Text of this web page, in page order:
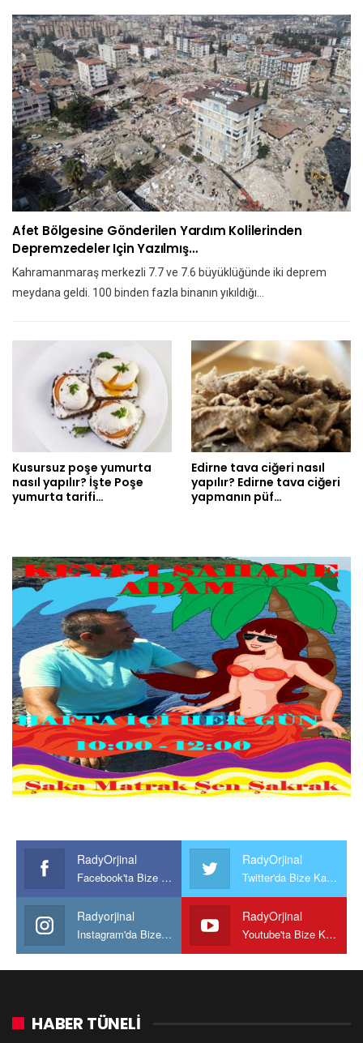
Afet Bölgesine Gönderilen Yardım Kolilerinden
Depremzedeler Için Yazılmış…
Kahramanmaraş merkezli 7.7 ve 7.6 büyüklüğünde iki deprem
meydana geldi. 100 binden fazla binanın yıkıldığı…
Kusursuz poşe yumurta
nasıl yapılır? İşte Poşe
yumurta tarifi…
Edirne tava ciğeri nasıl
yapılır? Edirne tava ciğeri
yapmanın püf…
RadyOrjinal
Facebook'ta Bize Katılın
RadyOrjinal
Twitter'da Bize Katılın
Radyorjinal
Instagram'da Bize katılın
RadyOrjinal
Youtube'ta Bize Katılın
HABER TÜNELİ